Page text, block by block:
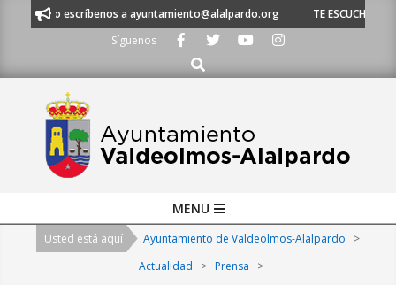
620 21 53 o escríbenos a ayuntamiento@alalpardo.org
TE
Síguenos
Buscar
Navigation
MENU
Usted está aquí Ayuntamiento de Valdeolmos-Alalpardo
>
Actualidad
> Prensa
>